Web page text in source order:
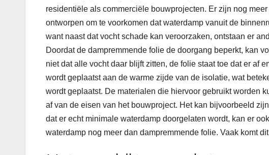
residentiële als commerciële bouwprojecten. Er zijn nog
ontworpen om te voorkomen dat waterdamp vanuit de
want naast dat vocht schade kan veroorzaken, ontstaan er
Doordat de dampremmende folie de doorgang beperkt, kan
niet dat alle vocht daar blijft zitten, de folie staat toe dat er af
wordt geplaatst aan de warme zijde van de isolatie, wat
wordt geplaatst. De materialen die hiervoor gebruikt worden
af van de eisen van het bouwproject. Het kan bijvoorbeeld
dat er echt minimale waterdamp doorgelaten wordt, kan er
waterdamp nog meer dan dampremmende folie. Vaak komt